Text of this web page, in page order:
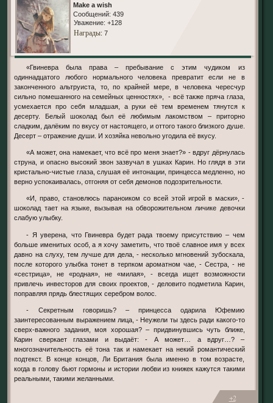
Make a wish
Сообщений: 439
Уважение: +128
Награды: 7
«Гвиневра была права – пребывание с этим чудиком из
одиннадцатого любого нормального человека превратит если не в
законченного альтруиста, то, по крайней мере, в человека чересчур
сильно помешанного на семейных ценностях», - всё также пряча глаза,
усмехается про себя младшая, а руки её тем временем тянутся к
десерту. Белый шоколад был её любимым лакомством – приторно
сладким, далёким по вкусу от настоящего, и оттого такого близкого душе.
Десерт – отражение души. И хозяйка невольно угодила её вкусу.
«А может, она намекает, что всё про меня знает?» - вдруг дёрнулась
струна, и опасно высокий звон зазвучал в ушках Карин. Но глядя в эти
кристально-чистые глаза, слушая её интонации, принцесса медленно, но
верно успокаивалась, отгоняя от себя демонов подозрительности.
«И, право, становлюсь параноиком со всей этой игрой в маски», -
шоколад тает на языке, вызывая на обворожительном личике девочки
слабую улыбку.
- Я уверена, что Гвиневра будет рада твоему присутствию – чем
больше именитых особ, а я хочу заметить, что твоё славное имя у всех
давно на слуху, тем лучше для дела, - несколько мгновений зубоскала,
после которого улыбка тонет в терпком ароматном чае, - Сестра, - не
«сестрица», не «родная», не «милая», - всегда ищет возможности
привлечь инвесторов для своих проектов, - деловито подметила Карин,
поправляя прядь блестящих серебром волос.
- Секретным говоришь? – принцесса одарила Юфемию
заинтересованным выражением лица, - Неужели ты здесь ради какого-то
сверх-важного задания, моя хорошая? – придвинувшись чуть ближе,
Карин сверкает глазами и выдаёт: - А может… а вдруг…? –
многозначительность её тона так и намекает на некий романтический
подтекст. В конце концов, Ли Британия была именно в том возрасте,
когда в голову бьют гормоны и истории любви из книжек кажутся такими
реальными, такими желанными.
+2